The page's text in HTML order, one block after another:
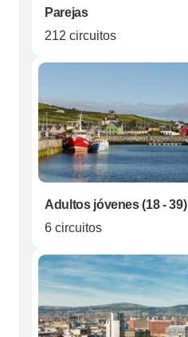
Parejas
212 circuitos
Adultos jóvenes (18 - 39)
6 circuitos